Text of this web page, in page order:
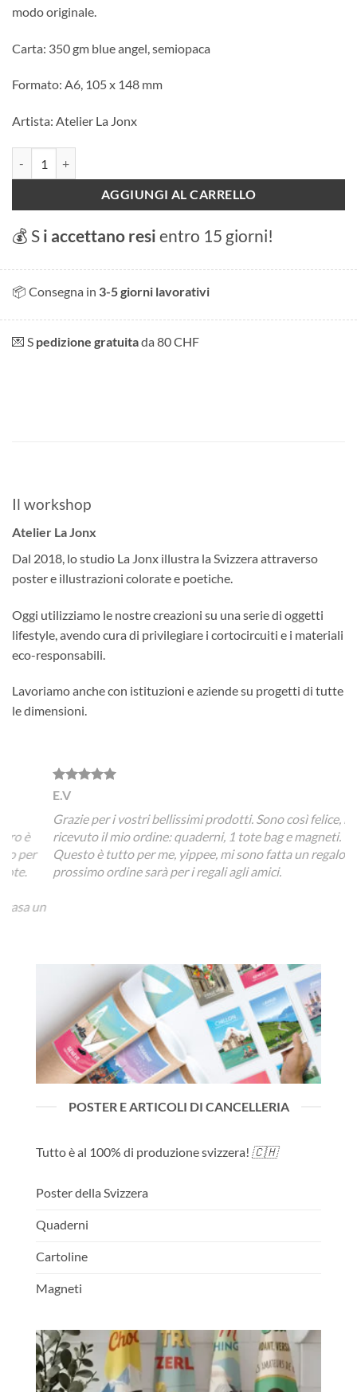
modo originale.
Carta: 350 gm blue angel, semiopaca
Formato: A6, 105 x 148 mm
Artista: Atelier La Jonx
AGGIUNGI AL CARRELLO
💰 S i accettano resi entro 15 giorni!
📦 Consegna in 3-5 giorni lavorativi
💌 S pedizione gratuitada 80 CHF
Il workshop
Atelier La Jonx
Dal 2018, lo studio La Jonx illustra la Svizzera attraverso
poster e illustrazioni colorate e poetiche.
Oggi utilizziamo le nostre creazioni su una serie di oggetti
lifestyle, avendo cura di privilegiare i cortocircuiti e i materiali
eco-responsabili.
Lavoriamo anche con istituzioni e aziende su progetti di tutte
le dimensioni.
Grazie per i vostri bellissimi prodotti. Sono così felice, ho
ricevuto il mio ordine: quaderni, 1 tote bag e magneti.
Questo è tutto per me, yippee, mi sono fatta un regalo. Il
prossimo ordine sarà per i regali agli amici.
un
un
POSTER E ARTICOLI DI CANCELLERIA
Tutto è al 100% di produzione svizzera! 🇨🇭
Poster della Svizzera
Quaderni
Cartoline
Magneti